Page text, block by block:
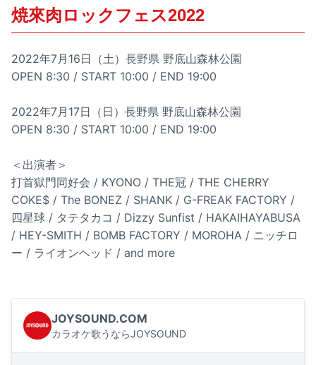
焼來肉ロックフェス2022
2022年7月16日（土）長野県 野底山森林公園
OPEN 8:30 / START 10:00 / END 19:00
2022年7月17日（日）長野県 野底山森林公園
OPEN 8:30 / START 10:00 / END 19:00
＜出演者＞
打首獄門同好会 / KYONO / THE冠 / THE CHERRY
COKE$ / The BONEZ / SHANK / G-FREAK FACTORY /
四星球 / タテタカコ / Dizzy Sunfist / HAKAIHAYABUSA
/ HEY-SMITH / BOMB FACTORY / MOROHA / ニッチロ
ー / ライオンヘッド / and more
JOYSOUND.COM
カラオケ歌うならJOYSOUND